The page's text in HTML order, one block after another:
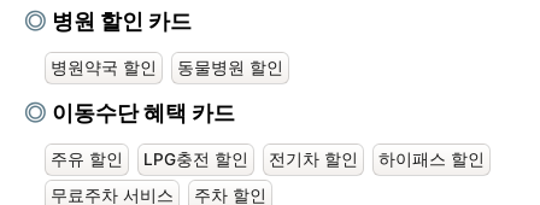
병원 할인 카드
병원약국 할인 동물병원 할인
이동수단 혜택 카드
주유 할인 LPG충전 할인 전기차 할인
하이패스 할인
무료주차 서비스
주차 할인